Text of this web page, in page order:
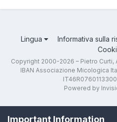
Lingua Informativa sulla
Copyright 2000-2026 – Pietro Curti,
IBAN Associazione Micologica
Powered by
Important Information